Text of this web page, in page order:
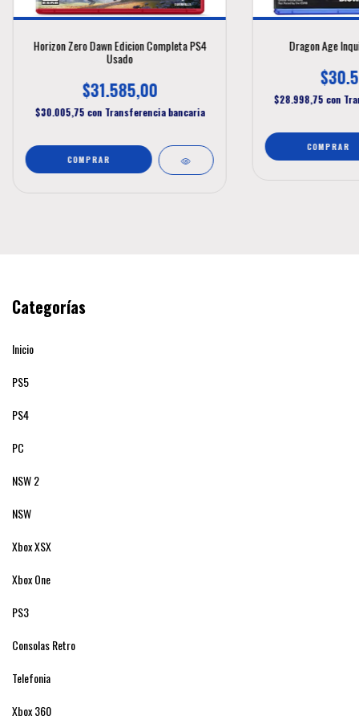
Horizon Zero Dawn Edicion Completa PS4
Usado
$31.585,00
$30.005,75 con Transferencia bancaria
Dragon Age
$28.998,75 con
Categorías
Inicio
PS5
PS4
PC
NSW 2
NSW
Xbox XSX
Xbox One
PS3
Consolas Retro
Telefonia
Xbox 360